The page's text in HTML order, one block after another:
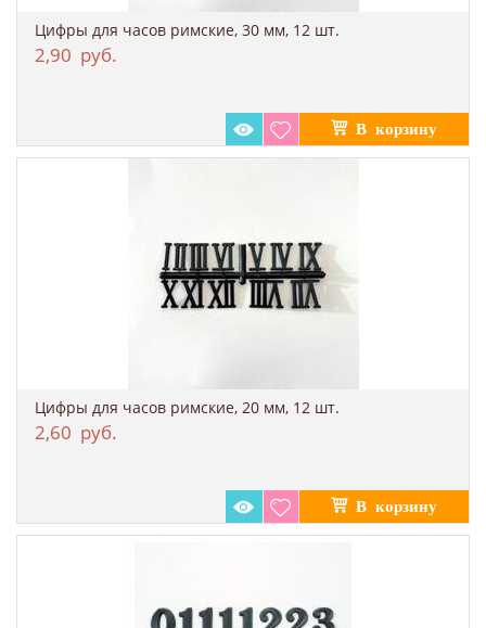
Цифры для часов римские, 30 мм, 12 шт.
2,90 руб.
Цифры для часов римские, 20 мм, 12 шт.
2,60 руб.